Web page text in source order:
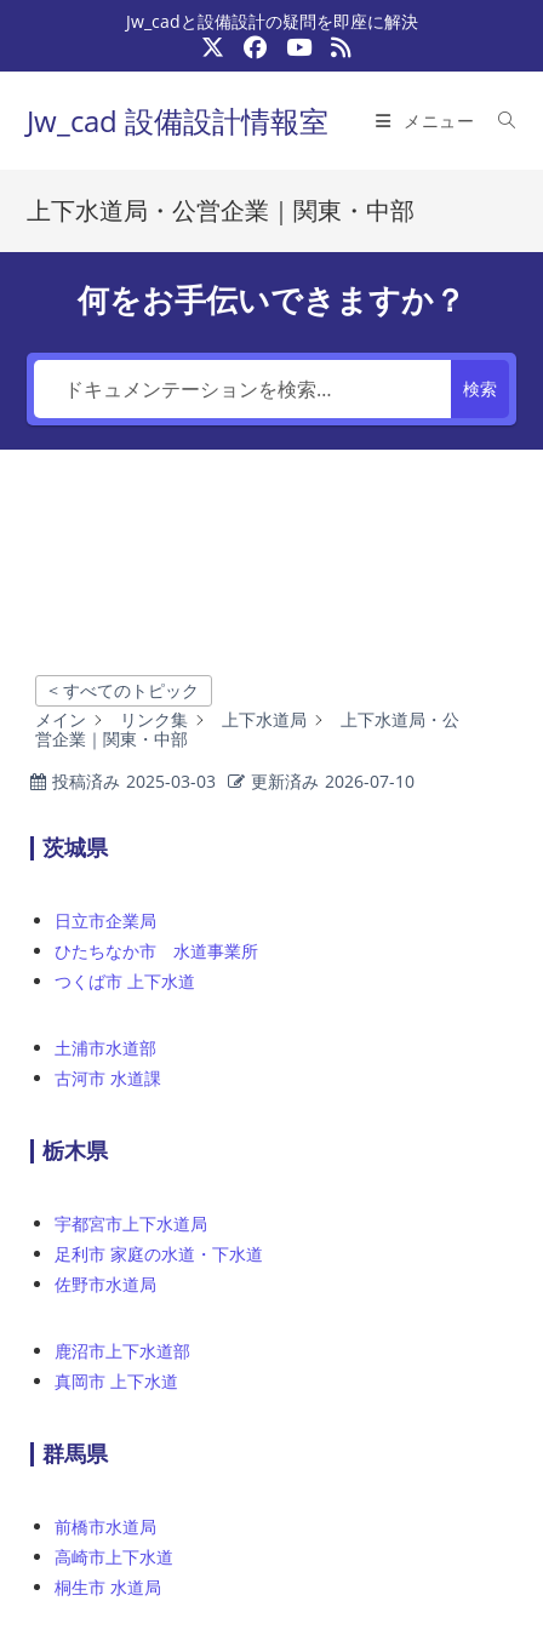
テ
ッ
Jw_cadと設備設計の疑問を即座に解決
Jw_cad 設備設計情報室 メニュー
上下水道局・公営企業｜関東・中部
何をお手伝いできますか？
検索
< すべてのトピック
メイン
リンク集 上下水道局
上下水道局・公
営企業｜関東・中部
投稿済み 2025-03-03 更新済み 2026-07-10
茨城県
日立市企業局
ひたちなか市 水道事業所
つくば市 上下水道
土浦市水道部
古河市 水道課
栃木県
宇都宮市上下水道局
足利市 家庭の水道・下水道
佐野市水道局
鹿沼市上下水道部
真岡市 上下水道
群馬県
前橋市水道局
高崎市上下水道
桐生市 水道局